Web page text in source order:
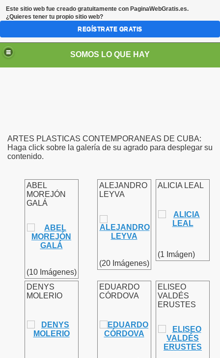
SOMOS LO QUE HAY
ARTES PLASTICAS CONTEMPORANEAS DE CUBA:
Haga click sobre la galería de su agrado para desplegar su
contenido.
ABEL
MOREJÓN
GALÁ
(10 Imágenes)
ALEJANDRO
LEYVA
(20 Imágenes)
ALICIA LEAL
(1 Imágen)
DENYS
MOLERIO
EDUARDO
CÓRDOVA
ELISEO
VALDÉS
ERUSTES
Este sitio web fue creado gratuitamente con PaginaWebGratis.es.
¿Quieres tener tu propio sitio web?
REGÍSTRATE GRATIS